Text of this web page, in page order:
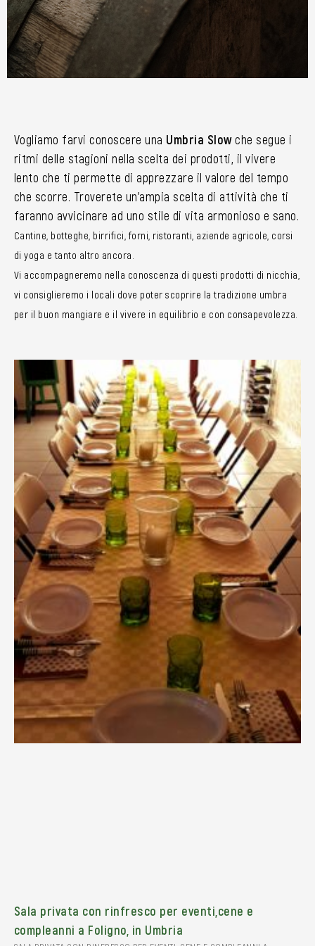
Vogliamo farvi conoscere una Umbria Slowche segue i
ritmi delle stagioni nella scelta dei prodotti, il vivere
lento che ti permette di apprezzare il valore del tempo
che scorre. Troverete un’ampia scelta di attività che ti
faranno avvicinare ad uno stile di vita armonioso e sano.
Cantine, botteghe, birrifici, forni, ristoranti, aziende agricole, corsi
di yoga e tanto altro ancora.
Vi accompagneremo nella conoscenza di questi prodotti di nicchia,
vi consiglieremo i locali dove poter scoprire la tradizione umbra
per il buon mangiare e il vivere in equilibrio e con consapevolezza.
Sala privata con rinfresco per eventi,cene e
compleanni a Foligno, in Umbria